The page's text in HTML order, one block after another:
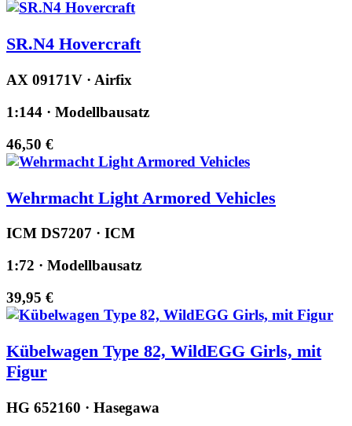
SR.N4 Hovercraft
AX 09171V · Airfix
1:144 · Modellbausatz
46,50 €
Wehrmacht Light Armored Vehicles
ICM DS7207 · ICM
1:72 · Modellbausatz
39,95 €
Kübelwagen Type 82, WildEGG Girls, mit
Figur
HG 652160 · Hasegawa